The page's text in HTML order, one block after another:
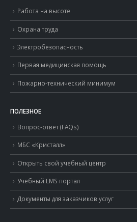
Работа на высоте
Охрана труда
Электробезопасность
Первая медицинская помощь
Пожарно-технический минимум
ПОЛЕЗНОЕ
Вопрос-ответ (FAQs)
МБС «Кристалл»
Открыть свой учебный центр
Учебный LMS портал
Документы для заказчиков услуг